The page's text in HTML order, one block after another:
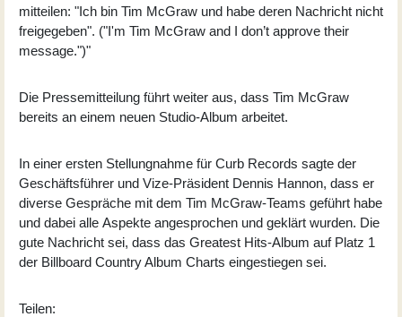
mitteilen: "Ich bin Tim McGraw und habe deren Nachricht nicht
freigegeben". ("I'm Tim McGraw and I don’t approve their
message.")"
Die Pressemitteilung führt weiter aus, dass Tim McGraw
bereits an einem neuen Studio-Album arbeitet.
In einer ersten Stellungnahme für Curb Records sagte der
Geschäftsführer und Vize-Präsident Dennis Hannon, dass er
diverse Gespräche mit dem Tim McGraw-Teams geführt habe
und dabei alle Aspekte angesprochen und geklärt wurden. Die
gute Nachricht sei, dass das Greatest Hits-Album auf Platz 1
der Billboard Country Album Charts eingestiegen sei.
Teilen: